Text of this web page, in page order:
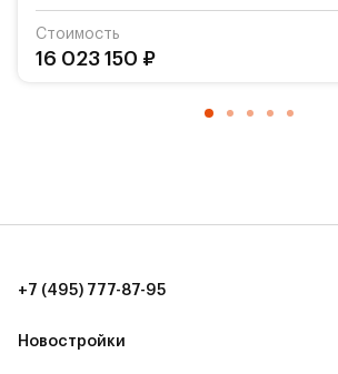
Стоимость
16 023 150 ₽
Новостройки
+7 (495) 777-87-95